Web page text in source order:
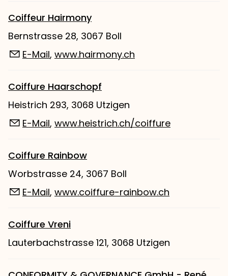
Coiffeur Hairmony
Bernstrasse 28, 3067 Boll
E-Mail, www.hairmony.ch
Coiffure Haarschopf
Heistrich 293, 3068 Utzigen
E-Mail, www.heistrich.ch/coiffure
Coiffure Rainbow
Worbstrasse 24, 3067 Boll
E-Mail, www.coiffure-rainbow.ch
Coiffure Vreni
Lauterbachstrasse 121, 3068 Utzigen